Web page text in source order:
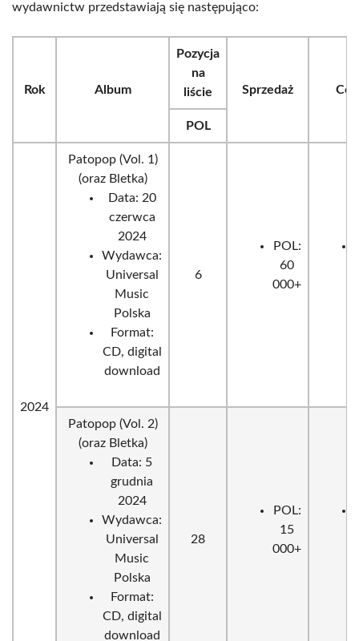
wydawnictw przedstawiają się następująco:
Rok Album
Pozycja
na
liście
Sprzedaż
POL
2024
Patopop (Vol. 1)
(oraz Bletka)
Data: 20
czerwca
2024
Wydawca:
Universal
Music
Polska
Format:
CD, digital
download
6
POL:
60
000+
Patopop (Vol. 2)
(oraz Bletka)
Data: 5
grudnia
2024
Wydawca:
Universal
Music
Polska
Format:
CD, digital
download
28
POL:
15
000+